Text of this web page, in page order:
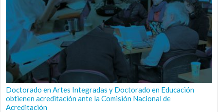
Doctorado en Artes Integradas y Doctorado en Educación
obtienen acreditación ante la Comisión Nacional de
Acreditación